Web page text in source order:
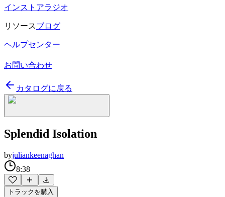
インストアラジオ
リソースブログ
ヘルプセンター
お問い合わせ
カタログに戻る
Splendid Isolation
byjuliankeenaghan
8:38
トラックを購入